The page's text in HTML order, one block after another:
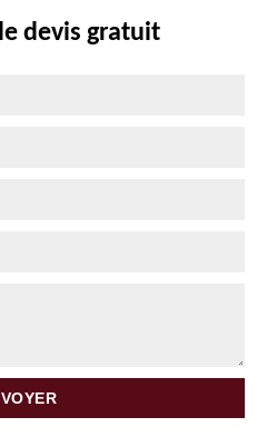
devis gratuit